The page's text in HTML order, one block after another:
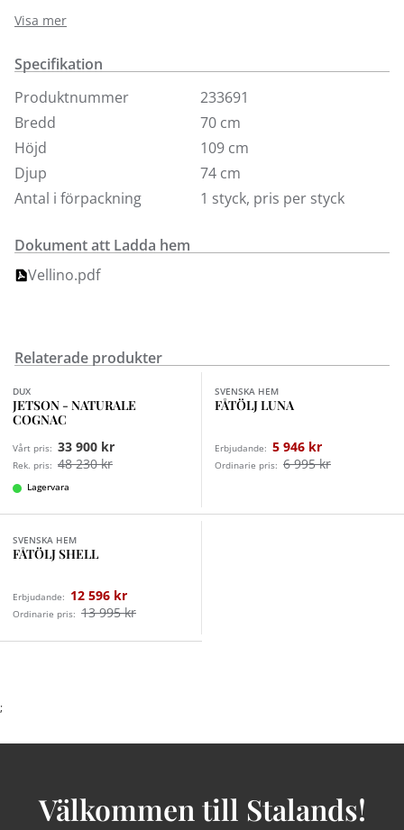
pallen i samma serie för en ännu skönare komfort. Vi
säljer den här i läder 5011 SA cognac och med sidor i
svart ek. Vill du ha den i annat utförande så är du
välkommen till våra butiker.
Visa mer
Specifikation
Produktnummer
233691
Bredd
70 cm
Höjd
109 cm
Djup
74 cm
Antal i förpackning
1 styck, pris per styck
Dokument att Ladda hem
Vellino.pdf
Relaterade produkter
DUX
JETSON - NATURALE
COGNAC
Vårt pris: 33 900 kr
Rek. pris: 48 230 kr
Lagervara
SVENSKA HEM
FÅTÖLJ LUNA
Erbjudande: 5 946 kr
Ordinarie pris: 6 995 kr
SVENSKA HEM
FÅTÖLJ SHELL
Erbjudande: 12 596 kr
Ordinarie pris: 13 995 kr
;
Välkommen till Stalands!